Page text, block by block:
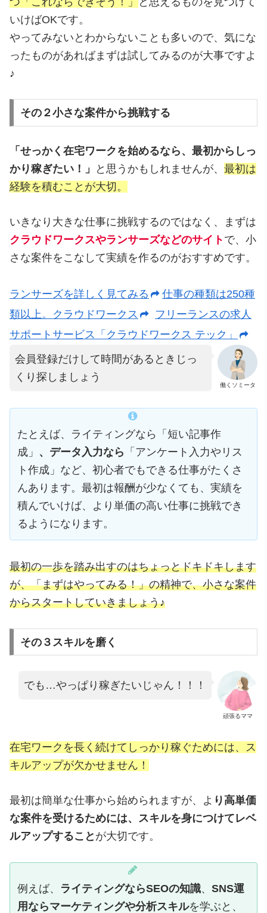
いけばOKです。
やってみないとわからないことも多いので、気にな
ったものがあればまずは試してみるのが大事ですよ
♪
その２小さな案件から挑戦する
「せっかく在宅ワークを始めるなら、最初からしっ
かり稼ぎたい！」
と思うかもしれませんが、 最初は
経験を積むことが大切。
いきなり大きな仕事に挑戦するのではなく、まずは
クラウドワークスやランサーズなどのサイト で、小
さな案件をこなして実績を作るのがおすすめです。
ランサーズを詳しく見てみる
仕事の種類は250種
類以上。クラウドワークス
フリーランスの求人
サポートサービス「クラウドワークス テック」
働くソミータ
会員登録だけして時間があるときじっ
くり探しましょう
たとえば、ライティングなら「短い記事作
成」 、データ入力なら 「アンケート入力やリス
ト作成」など、初心者でもできる仕事がたくさ
んあります。最初は報酬が少なくても、実績を
積んでいけば、より単価の高い仕事に挑戦でき
るようになります。
最初の一歩を踏み出すのはちょっとドキドキします
が、「まずはやってみる！」の精神で、小さな案件
からスタートしていきましょう♪
その３スキルを磨く
頑張るママ
でも…やっぱり稼ぎたいじゃん！！！
在宅ワークを長く続けてしっかり稼ぐためには、ス
キルアップが欠かせません！
最初は簡単な仕事から始められますが、よ り高単価
な案件を受けるためには、スキルを身につけてレベ
ルアップすること が大切です。
例えば、 ライティングならSEOの知識、 SNS運
用ならマーケティングや分析スキルを学ぶと、